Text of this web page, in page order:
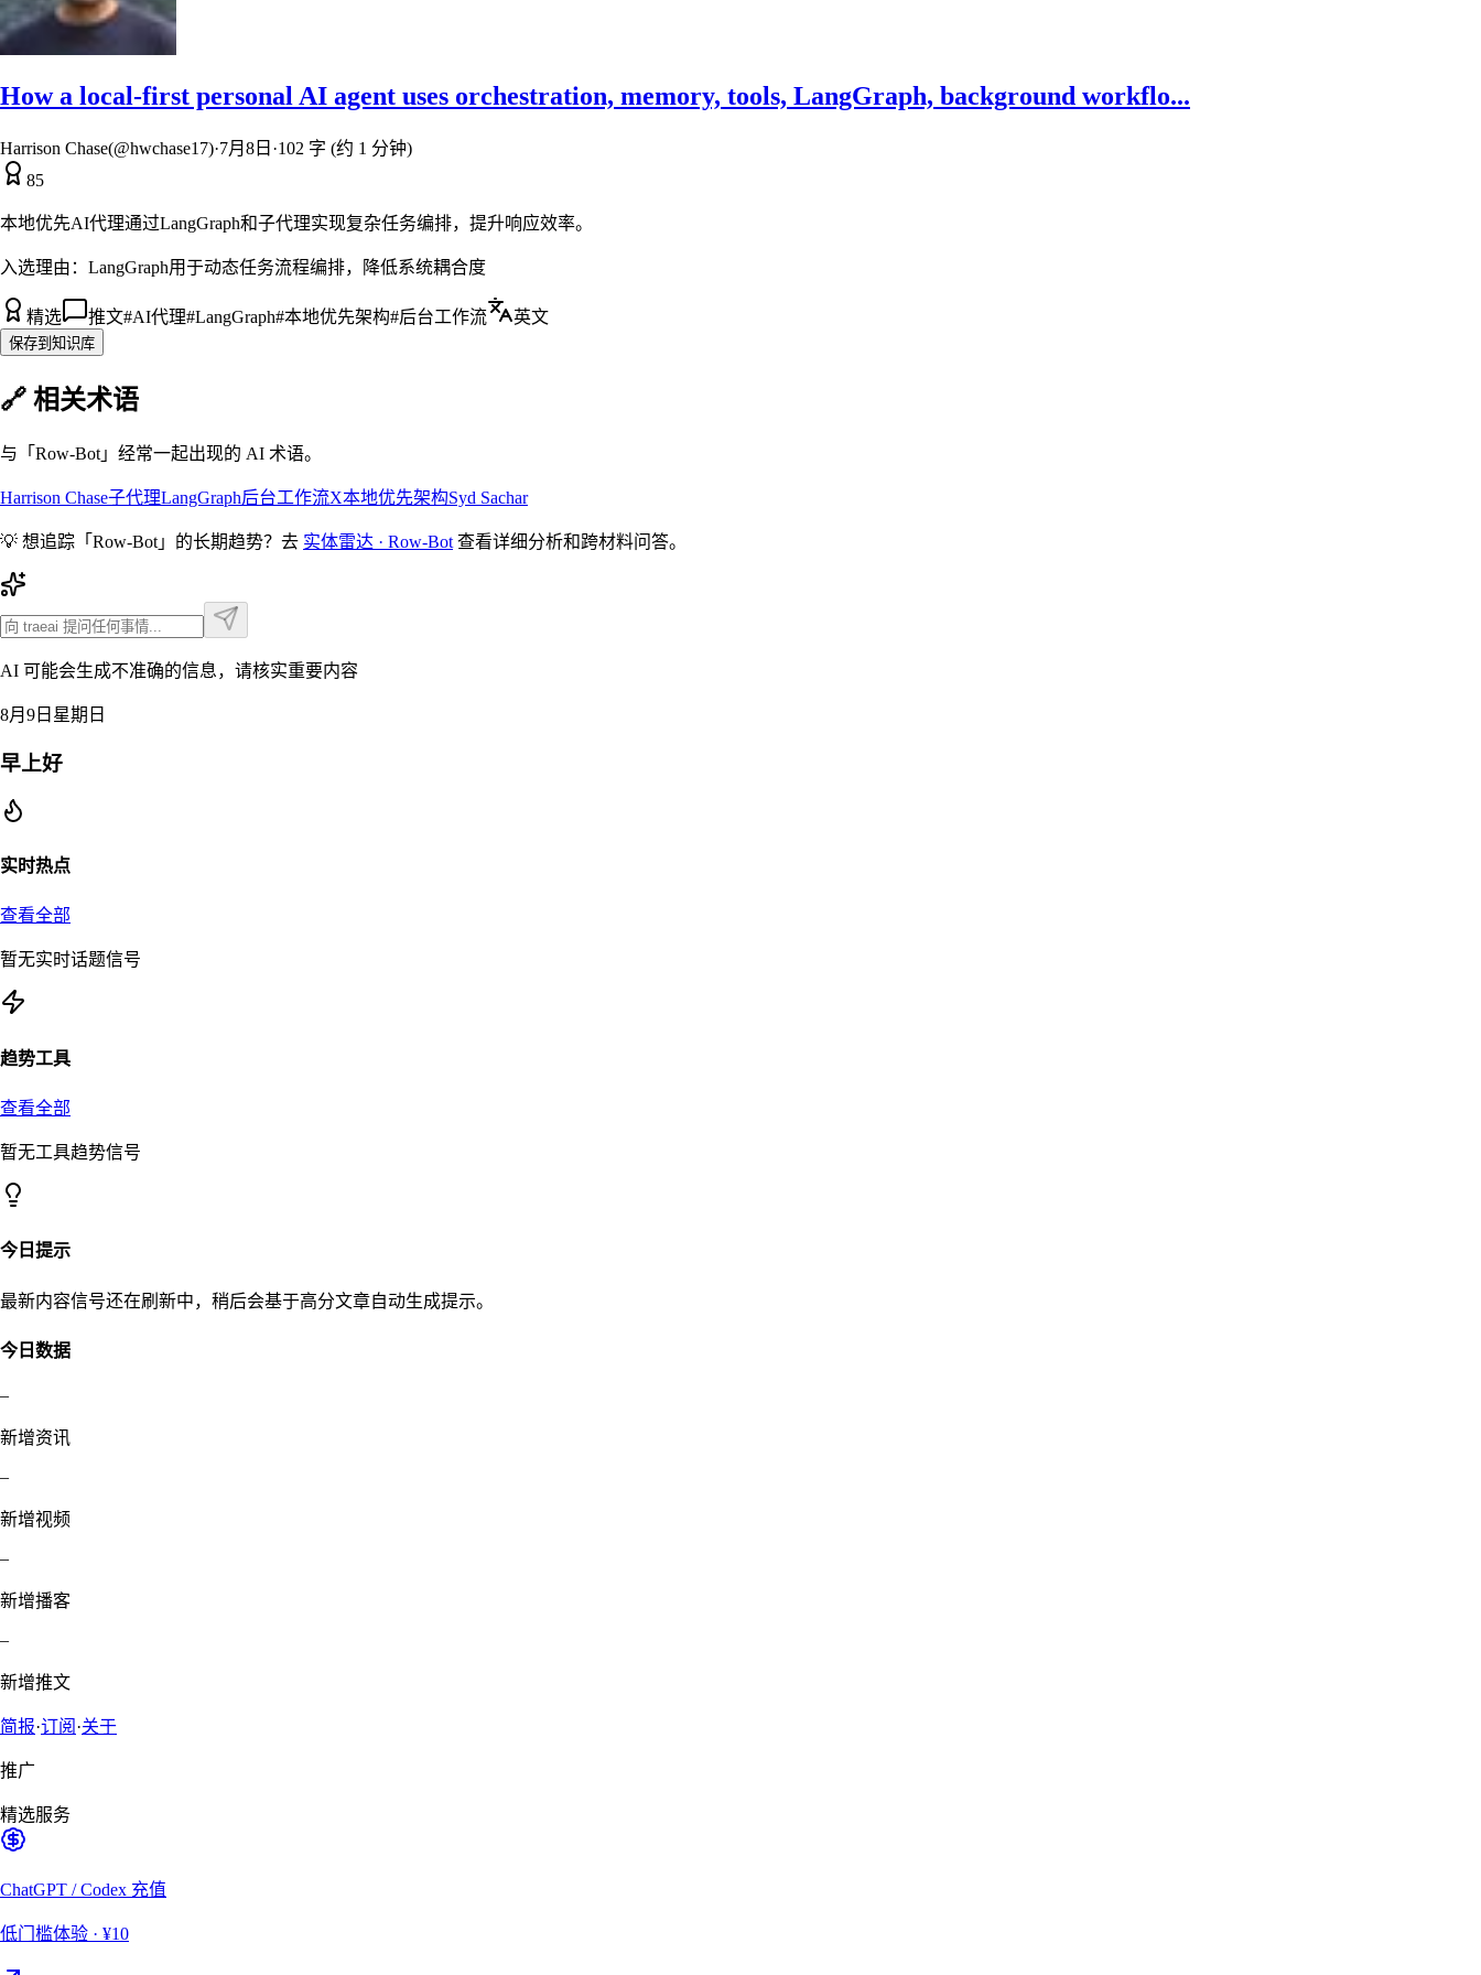
How a local-first personal AI agent uses orchestration, memory, tools, LangGraph, background workflo...
Harrison Chase(@hwchase17)·7月8日 ·102 字 (约 1 分钟)
85
本地优先AI代理通过LangGraph和子代理实现复杂任务编排，提升响应效率。
入选理由： LangGraph用于动态任务流程编排，降低系统耦合度
精选 推文#AI代理#LangGraph#本地优先架构#后台工作流 英文
保存到知识库
🔗 相关术语
与「 Row-Bot 」经常一起出现的 AI 术语。
Harrison Chase子代理LangGraph后台工作流X本地优先架构Syd Sachar
💡 想追踪「 Row-Bot 」的长期趋势？去 实体雷达 · Row-Bot 查看详细分析和跨材料问答。
AI 可能会生成不准确的信息，请核实重要内容
8月9日星期日
早上好
实时热点
查看全部
暂无实时话题信号
趋势工具
查看全部
暂无工具趋势信号
今日提示
最新内容信号还在刷新中，稍后会基于高分文章自动生成提示。
今日数据
–
新增资讯
–
新增视频
–
新增播客
–
新增推文
简报·订阅 ·关于
推广
精选服务
ChatGPT / Codex 充值
低门槛体验 · ¥10